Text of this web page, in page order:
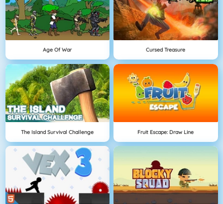
Age Of War Cursed Treasure
The Island Survival Challenge Fruit Escape: Draw Line